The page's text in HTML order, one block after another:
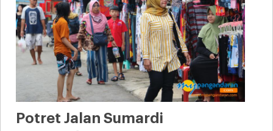
Potret Jalan Sumardi